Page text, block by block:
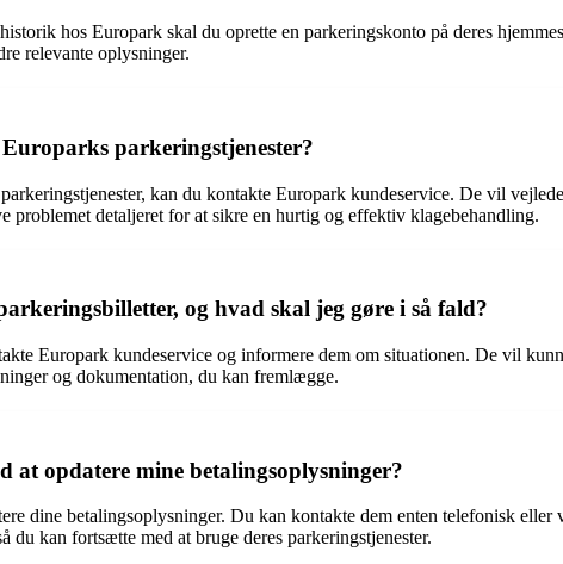
hos Europark skal du oprette en parkeringskonto på deres
relevante oplysninger.
parkeringstjenester?
kan du kontakte Europark kundeservice. De vil
problemet detaljeret for at sikre en hurtig og effektiv klagebehandling.
og hvad skal jeg gøre i så fald?
Europark kundeservice og informere dem om situationen. De vil
og dokumentation, du kan fremlægge.
opdatere mine betalingsoplysninger?
dine betalingsoplysninger. Du kan kontakte dem enten telefonisk
du kan fortsætte med at bruge deres parkeringstjenester.